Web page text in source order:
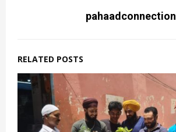
pahaadconnection
RELATED POSTS